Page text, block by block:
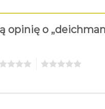
opinię o